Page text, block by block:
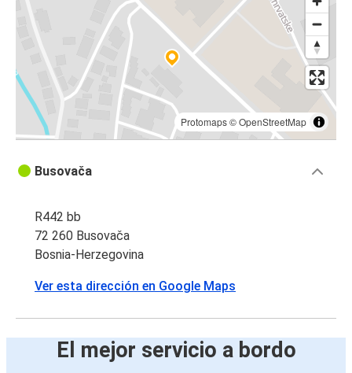
Protomaps©OpenStreetMap
Busovača
R442 bb
72 260 Busovača
Bosnia-Herzegovina
Ver esta dirección en Google Maps
El mejor servicio a bordo